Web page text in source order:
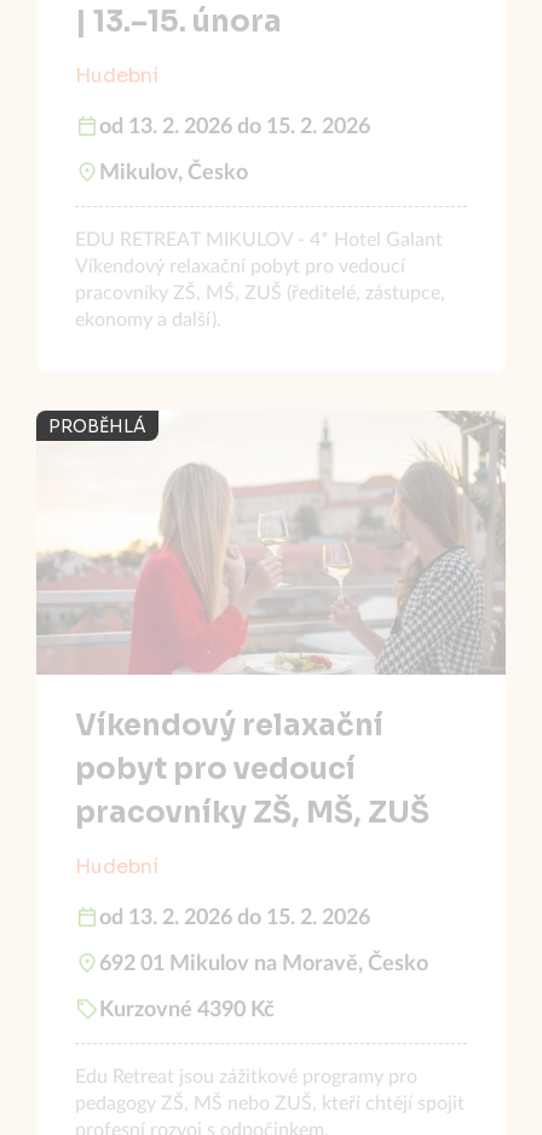
| 13.–15. února
Hudební
od 13. 2. 2026 do 15. 2. 2026
Mikulov, Česko
EDU RETREAT MIKULOV - 4* Hotel Galant
Víkendový relaxační pobyt pro vedoucí
pracovníky ZŠ, MŠ, ZUŠ (ředitelé, zástupce,
ekonomy a další).
PROBĚHLÁ
Víkendový relaxační
pobyt pro vedoucí
pracovníky ZŠ, MŠ, ZUŠ
Hudební
od 13. 2. 2026 do 15. 2. 2026
692 01 Mikulov na Moravě, Česko
Kurzovné 4390 Kč
Edu Retreat jsou zážitkové programy pro
pedagogy ZŠ, MŠ nebo ZUŠ, kteří chtějí spojit
profesní rozvoj s odpočinkem.